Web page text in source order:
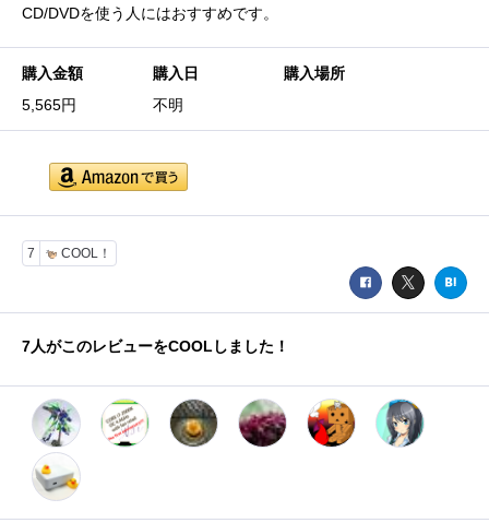
CD/DVDを使う人にはおすすめです。
購入金額
5,565円
購入日
不明
購入場所
7 COOL！
7人がこのレビューをCOOLしました！